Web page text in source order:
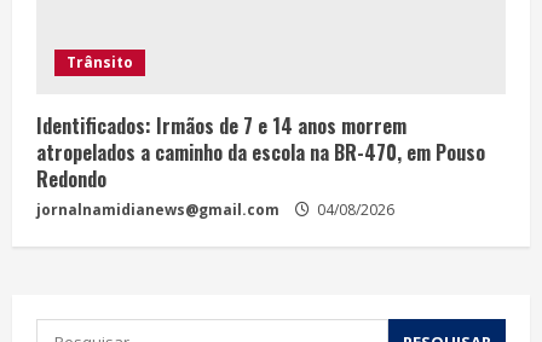
Trânsito
Identificados: Irmãos de 7 e 14 anos morrem
atropelados a caminho da escola na BR-470, em Pouso
Redondo
jornalnamidianews@gmail.com 04/08/2026